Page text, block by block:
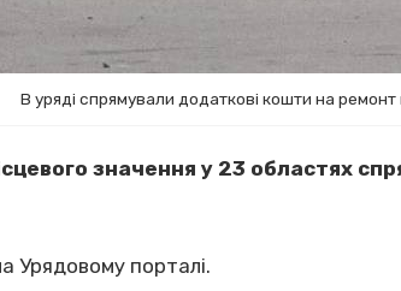
В уряді спрямували додаткові кошти на ремонт
значення у 23 областях
Урядовому порталі.